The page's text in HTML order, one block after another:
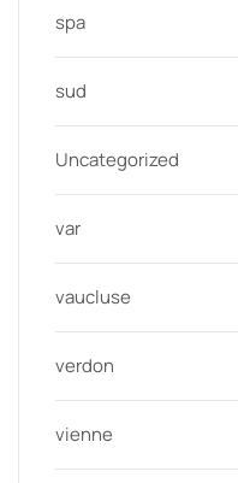
spa
sud
Uncategorized
var
vaucluse
verdon
vienne